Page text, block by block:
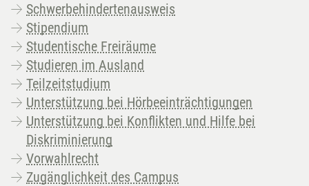
Schwerbehindertenausweis
Stipendium
Studentische Freiräume
Studieren im Ausland
Teilzeitstudium
Unterstützung bei Hörbeeinträchtigungen
Unterstützung bei Konflikten und Hilfe bei
Diskriminierung
Vorwahlrecht
Zugänglichkeit des Campus